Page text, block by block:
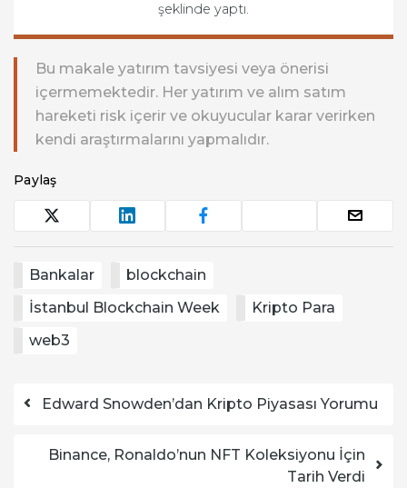
şeklinde yaptı.
Bu makale yatırım tavsiyesi veya önerisi
içermemektedir. Her yatırım ve alım satım
hareketi risk içerir ve okuyucular karar verirken
kendi araştırmalarını yapmalıdır.
Paylaş
Bankalar
blockchain
İstanbul Blockchain Week
Kripto Para
web3
Yazı dolaşımı
Edward Snowden’dan Kripto Piyasası Yorumu
Binance, Ronaldo’nun NFT Koleksiyonu İçin
Tarih Verdi